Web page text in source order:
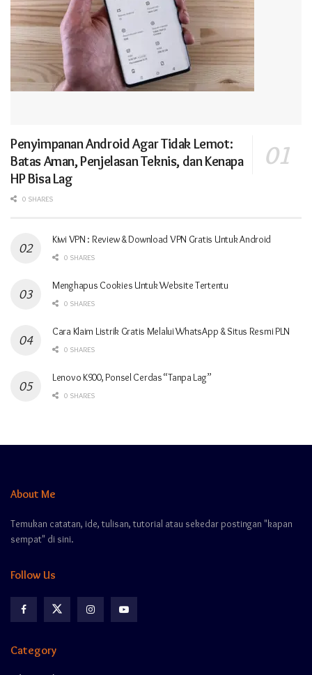
Penyimpanan Android Agar Tidak Lemot:
Batas Aman, Penjelasan Teknis, dan Kenapa
HP Bisa Lag
0 SHARES
Kiwi VPN : Review & Download VPN Gratis Untuk Android
0 SHARES
Menghapus Cookies Untuk Website Tertentu
0 SHARES
Cara Klaim Listrik Gratis Melalui WhatsApp & Situs Resmi PLN
0 SHARES
Lenovo K900, Ponsel Cerdas “Tanpa Lag”
0 SHARES
About Me
Temukan catatan, ide, tulisan, tutorial atau sekedar postingan "kapan
sempat" di sini.
Follow Us
Category